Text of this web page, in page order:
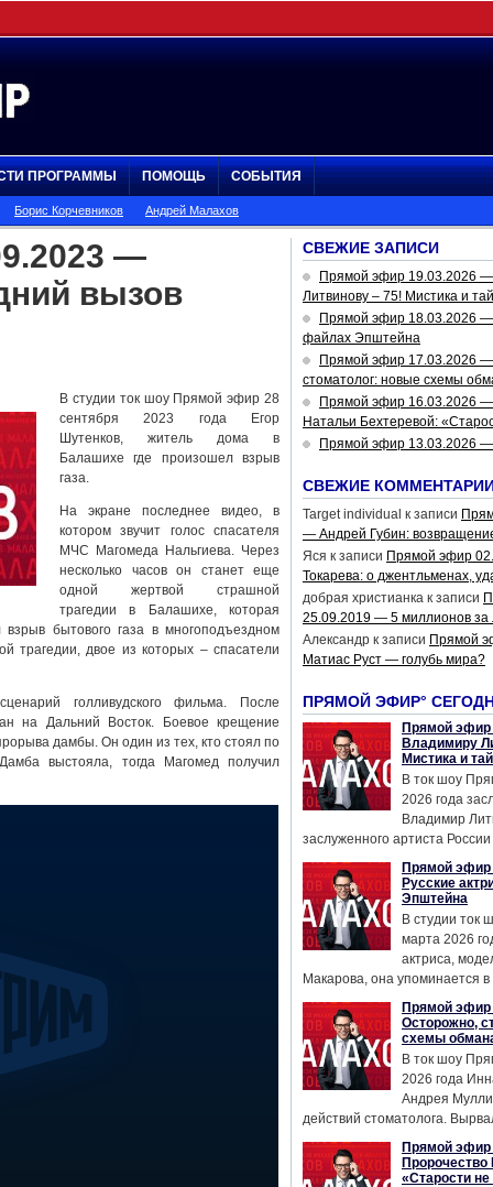
ПРОГРАММЫ ПОМОЩЬ СОБЫТИЯ
Борис Корчевников Андрей Малахов
—
вызов
В студии ток шоу Прямой эфир 28
сентября 2023 года Егор
Шутенков, житель дома в
Балашихе где произошел взрыв
газа.
На экране последнее видео, в
котором звучит голос спасателя
МЧС Магомеда Нальгиева. Через
несколько часов он станет еще
одной жертвой страшной
трагедии в Балашихе, которая
бытового газа в многоподъездном
трагедии, двое из которых – спасатели
голливудского фильма. После
на Дальний Восток. Боевое крещение
дамбы. Он один из тех, кто стоял по
выстояла, тогда Магомед получил
СВЕЖИЕ ЗАПИСИ
Прямой эфир 19.03.2026
Литвинову – 75! Мистика и
Прямой эфир 18.03.2026 —
файлах Эпштейна
Прямой эфир 17.03.2026
стоматолог: новые схемы
Прямой эфир 16.03.2026
Натальи Бехтеревой:
Прямой эфир 13.03.2026
СВЕЖИЕ
Target individual к записи
— Андрей Губин:
Яся к записи Прямой эфир
Токарева: о джентльменах,
добрая христианка к записи
25.09.2019 — 5 миллионов за
Александр к записи Прямой
Матиас Руст — голубь мира?
ПРЯМОЙ ЭФИР°
Прямой
Владимиру
Мистика и
В ток шоу
2026 года
Владимир
заслуженного артиста
Прямой
Русские
Эпштейна
В студии ток
марта 2026
актриса,
Макарова, она упоминается в
Прямой
Осторожно,
схемы
В ток шоу
2026 года
Андрея
действий стоматолога.
Прямой
«Старости